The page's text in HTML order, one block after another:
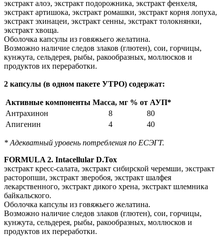
экстракт алоэ, экстракт подорожника, экстракт фенхеля,
экстракт артишока, экстракт ромашки, экстракт корня лопуха,
экстракт эхинацеи, экстракт сенны, экстракт толокнянки,
экстракт хвоща.
Оболочка капсулы из говяжьего желатина.
Возможно наличие следов злаков (глютен), сои, горчицы,
кунжута, сельдерея, рыбы, ракообразных, моллюсков и
продуктов их переработки.
2 капсулы (в одном пакете УТРО) содержат:
Активные компоненты Масса, мг % от АУП*
Антрахинон
8
80
Апигенин
4 40
* Адекватный уровень потребления по ЕСЭГТ.
FORMULA 2. Intacellular D.Tox
экстракт кресс-салата, экстракт сибирской черемши, экстракт
расторопши, экстракт зверобоя, экстракт шалфея
лекарственного, экстракт дикого хрена, экстракт шлемника
байкальского.
Оболочка капсулы из говяжьего желатина.
Возможно наличие следов злаков (глютен), сои, горчицы,
кунжута, сельдерея, рыбы, ракообразных, моллюсков и
продуктов их переработки.